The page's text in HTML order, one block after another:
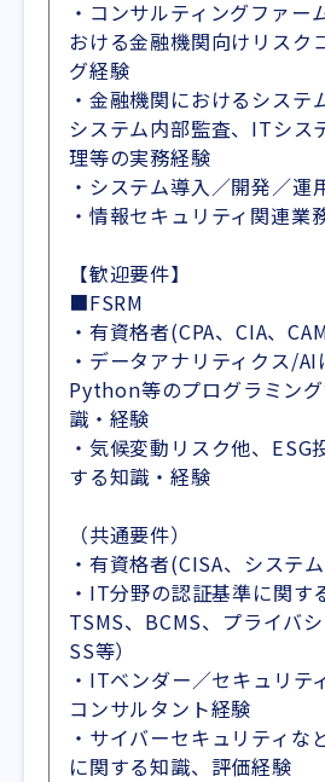
・コンサルティングファー
おける金融機関向けリスク
グ経験
・金融機関におけるシステ
システム内部監査、ITシス
理等の実務経験
・システム導入／開発／運
・情報セキュリティ関連業
【歓迎要件】
■FSRM
・有資格者(CPA、CIA、
・データアナリティクス/AI
Python等のプログラミン
識・経験
・気候変動リスク他、ESG
する知識・経験
（共通要件）
・有資格者(CISA、システ
・IT分野の認証基準に関す
TSMS、BCMS、プライバ
SS等）
・ITベンダー／セキュリテ
コンサルタント経験
・サイバーセキュリティな
に関する知識、評価経験